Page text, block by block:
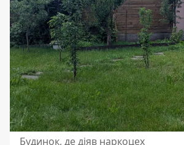
Будинок, де діяв наркоцех